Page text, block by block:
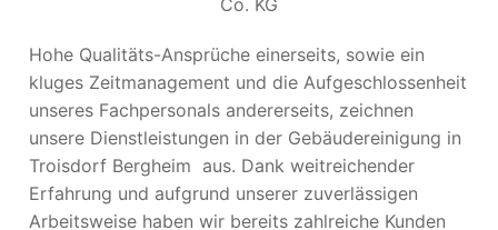
Hohe Qualitäts-Ansprüche einerseits, sowie ein
kluges Zeitmanagement und die Aufgeschlossenheit
unseres Fachpersonals andererseits, zeichnen
unsere Dienstleistungen in der Gebäudereinigung in
Troisdorf Bergheim aus. Dank weitreichender
Erfahrung und aufgrund unserer zuverlässigen
Arbeitsweise haben wir bereits zahlreiche Kunden